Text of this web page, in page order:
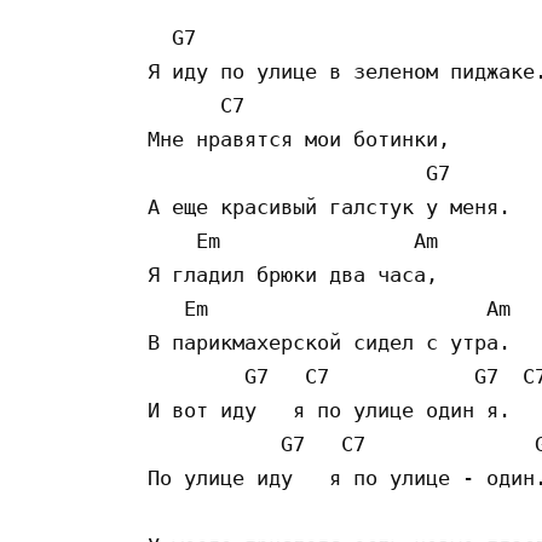
  G7
Я иду по улице в зеленом пиджаке.
      C7
Мне нравятся мои ботинки,
                       G7
А еще красивый галстук у меня.
    Em                Am
Я гладил брюки два часа,
   Em                       Am
В парикмахерской сидел с утра.
G7   C7            G7
И вот иду   я по улице один я.
G7   C7
По улице иду   я по улице - один.